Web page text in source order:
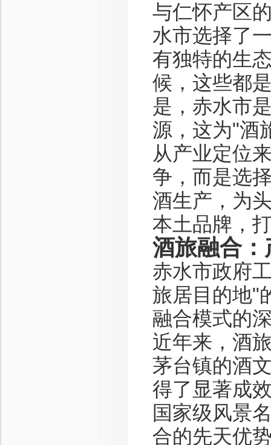
与仁怀产区
水市选择了
有独特的生
候，这些都
是，赤水市
源，这为"酒
从产业定位
争，而是选
酒生产，为
本土品牌，
酒旅融合
赤水市政府
旅居目的地"
融合模式的
近年来，酒
茅台镇的酒
得了显著成
国家级风景
合的先天优